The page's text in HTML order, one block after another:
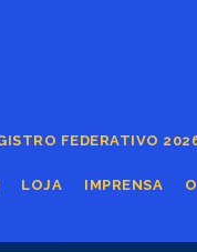
FEDERATIVO
LOJA IMPRENSA